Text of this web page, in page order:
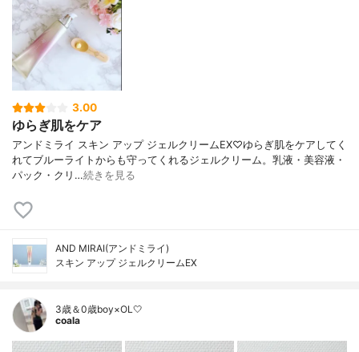
3.00
ゆらぎ肌をケア
アンドミライ スキン アップ ジェルクリームEX♡ゆらぎ肌をケアしてく
れてブルーライトからも守ってくれるジェルクリーム。乳液・美容液・
パック・クリ…続きを見る
AND MIRAI(アンドミライ)
スキン アップ ジェルクリームEX
3歳＆0歳boy×OL🤍
coala